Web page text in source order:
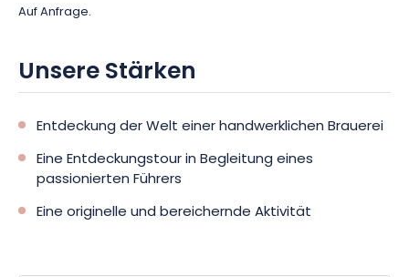
Auf Anfrage.
Unsere Stärken
Entdeckung der Welt einer handwerklichen Brauerei
Eine Entdeckungstour in Begleitung eines
passionierten Führers
Eine originelle und bereichernde Aktivität